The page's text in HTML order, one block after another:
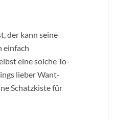
der kann seine
einfach
eine solche To-
lieber Want-
Schatzkiste für